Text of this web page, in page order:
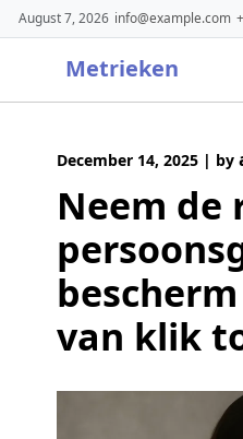
Skip
to
August 7, 2026 info@example.com
Metrieken
December 14, 2025 | by
Neem de
van klik